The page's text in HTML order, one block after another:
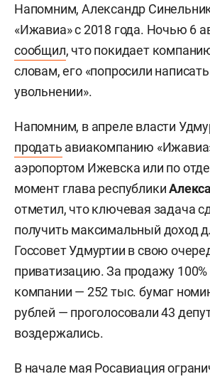
Напомним, Александр
«Ижавиа» с 2018 года. Ночью 6
сообщил, что покидает
словам, его «попросили
увольнении».
Напомним, в апреле власти
продать авиакомпанию
аэропортом Ижевска или по
момент глава республики
отметил, что ключевая задача
получить максимальный доход
Госсовет Удмуртии в свою
приватизацию. За продажу 100%
компании — 252 тыс. бумаг
рублей — проголосовали 43
воздержались.
В начале мая Росавиация